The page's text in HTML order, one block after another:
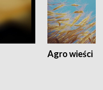
Agro wieści